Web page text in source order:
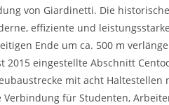
von Giardinetti. Die
effiziente und
Ende um ca. 500 m
2015 eingestellte Abschnitt
mit acht Haltestellen
für Studenten,